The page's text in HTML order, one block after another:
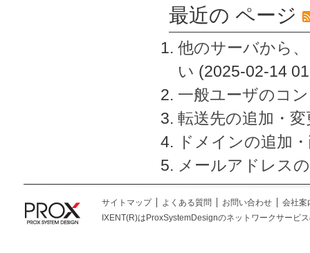
最近の ページ
他のサーバから
い (2025-02-14
一般ユーザのコ
転送先の追加・
ドメインの追加
メールアドレス
サイトマップ よくある質問 お問い合わせ
会社案
IXENT(R)はProxSystemDesignのネットワークサービ